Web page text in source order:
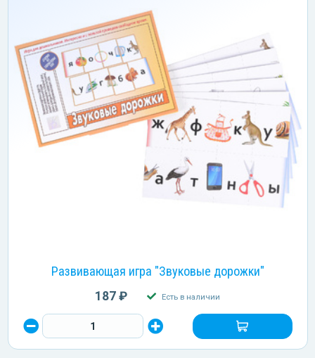
Развивающая игра "Звуковые дорожки"
187 ₽ Есть в наличии